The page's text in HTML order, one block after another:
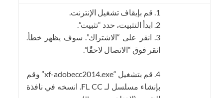
3. انقر على “الاشتراك”. سوف يظهر خطأ.
انقر فوق “الاتصال لاحقًا”.
4. قم بتشغيل “xf-adobecc2014.exe” وقم
بإنشاء مسلسل لـ FL CC. انسخه في نافذة